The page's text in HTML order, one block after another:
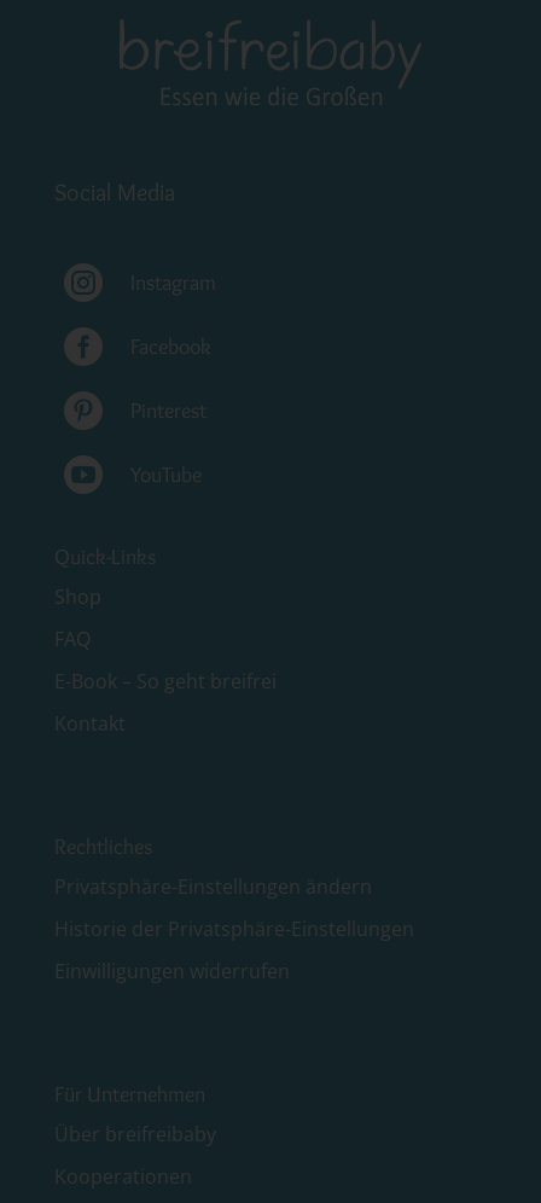
Social Media
 Instagram
 Facebook
 Pinterest
 YouTube
Quick-Links
Shop
FAQ
E-Book – So geht breifrei
Kontakt
Rechtliches
Privatsphäre-Einstellungen ändern
Historie der Privatsphäre-Einstellungen
Einwilligungen widerrufen
Für Unternehmen
Über breifreibaby
Kooperationen